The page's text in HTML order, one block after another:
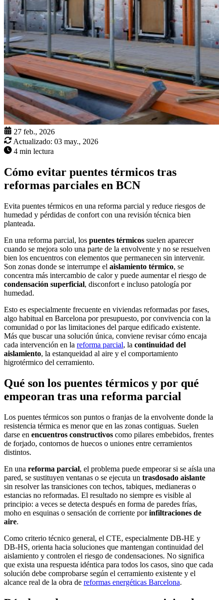
27 feb., 2026
Actualizado: 03 may., 2026
4 min lectura
Cómo evitar puentes térmicos tras
reformas parciales en BCN
Evita puentes térmicos en una reforma parcial y reduce riesgos de
humedad y pérdidas de confort con una revisión técnica bien
planteada.
En una reforma parcial, los puentes térmicos suelen aparecer
cuando se mejora solo una parte de la envolvente y no se resuelven
bien los encuentros con elementos que permanecen sin intervenir.
Son zonas donde se interrumpe el aislamiento térmico, se
concentra más intercambio de calor y puede aumentar el riesgo de
condensación superficial, disconfort e incluso patología por
humedad.
Esto es especialmente frecuente en viviendas reformadas por fases,
algo habitual en Barcelona por presupuesto, por convivencia con la
comunidad o por las limitaciones del parque edificado existente.
Más que buscar una solución única, conviene revisar cómo encaja
cada intervención en la reforma parcial, la continuidad del
aislamiento, la estanqueidad al aire y el comportamiento
higrotérmico del cerramiento.
Qué son los puentes térmicos y por qué
empeoran tras una reforma parcial
Los puentes térmicos son puntos o franjas de la envolvente donde la
resistencia térmica es menor que en las zonas contiguas. Suelen
darse en encuentros constructivos como pilares embebidos, frentes
de forjado, contornos de huecos o uniones entre cerramientos
distintos.
En una reforma parcial, el problema puede empeorar si se aísla una
pared, se sustituyen ventanas o se ejecuta un trasdosado aislante
sin resolver las transiciones con techos, tabiques, medianeras o
estancias no reformadas. El resultado no siempre es visible al
principio: a veces se detecta después en forma de paredes frías,
moho en esquinas o sensación de corriente porinfiltraciones de
aire.
Como criterio técnico general, el CTE, especialmente DB-HE y
DB-HS, orienta hacia soluciones que mantengan continuidad del
aislamiento y controlen el riesgo de condensaciones. No significa
que exista una respuesta idéntica para todos los casos, sino que cada
solución debe comprobarse según el cerramiento existente y el
alcance real de la obra de reformas energéticas Barcelona.